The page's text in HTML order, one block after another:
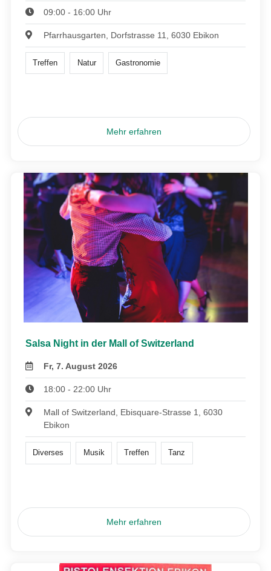
09:00 - 16:00 Uhr
Pfarrhausgarten, Dorfstrasse 11, 6030 Ebikon
Treffen Natur Gastronomie
Mehr erfahren
Salsa Night in der Mall of Switzerland
Fr, 7. August 2026
18:00 - 22:00 Uhr
Mall of Switzerland, Ebisquare-Strasse 1, 6030
Ebikon
Diverses Musik Treffen Tanz
Mehr erfahren